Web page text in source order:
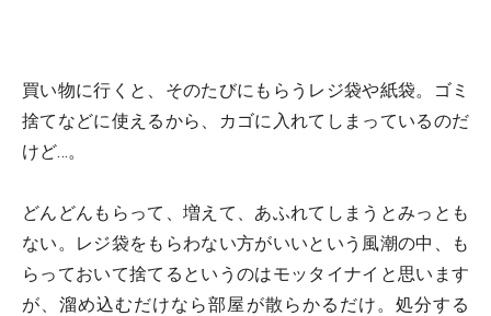
買い物に行くと、そのたびにもらうレジ袋や紙袋。ゴミ
捨てなどに使えるから、カゴに入れてしまっているのだ
けど…。
どんどんもらって、増えて、あふれてしまうとみっとも
ない。レジ袋をもらわない方がいいという風潮の中、も
らっておいて捨てるというのはモッタイナイと思います
が、溜め込むだけなら部屋が散らかるだけ。処分する